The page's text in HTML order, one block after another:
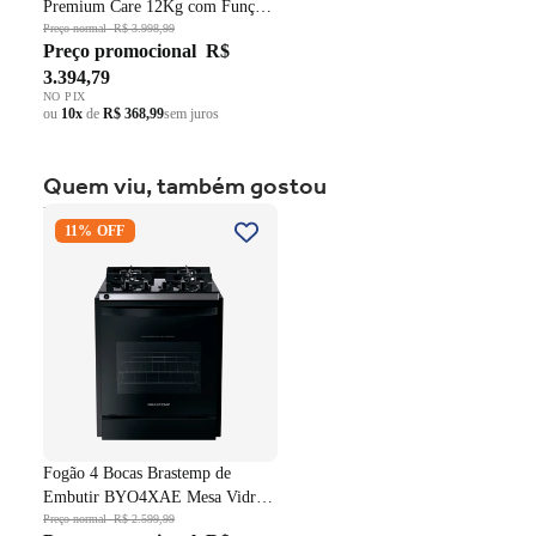
Premium Care 12Kg com Função
AutoSense SFP12 Branco 220V
Preço normalR$ 3.998,99
Preço promocional R$
3.394,79
NO PIX
ou 10x de R$ 368,99sem juros
Quem viu, também gostou
Fogão 4 Bocas Brastemp de
Embutir BYO4XAE Mesa
Fundido Dupla Chama Preto
11% OFF
Fogão 4 Bocas Brastemp de
Embutir BYO4XAE Mesa Vidro
Grade em Ferro Fundido Dupla
Preço normalR$ 2.599,99